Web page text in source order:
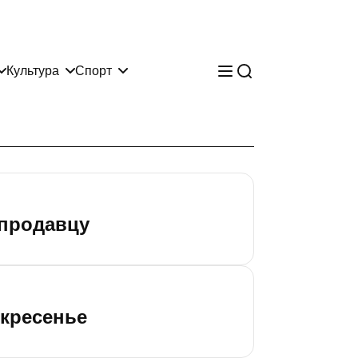
Культура Спорт